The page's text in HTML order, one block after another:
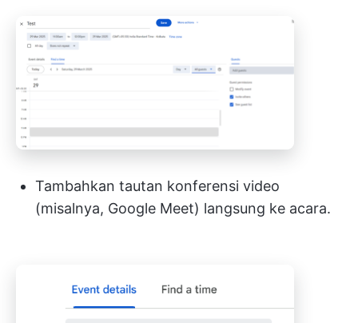
Tambahkan tautan konferensi video
(misalnya, Google Meet) langsung ke acara.